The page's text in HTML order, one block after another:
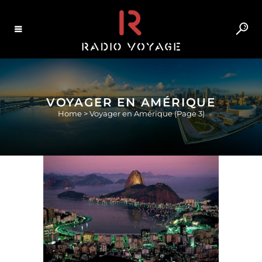
VOYAGER EN AMÉRIQUE
Home>Voyager en Amérique(Page 3)